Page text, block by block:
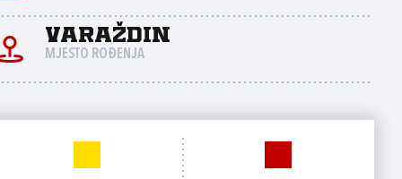
Varaždin
MJESTO ROĐENJA